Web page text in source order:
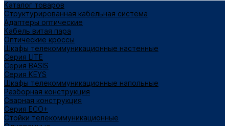
Каталог товаров
Структурированная кабельная система
Адаптеры оптические
Кабель витая пара
Оптические кроссы
Шкафы телекоммуникационные настенные
Cерия LITE
Cерия BASIS
Cерия KEYS
Шкафы телекоммуникационные напольные
Разборная конструкция
Сварная конструкция
Серия ECO+
Стойки телекоммуникационные